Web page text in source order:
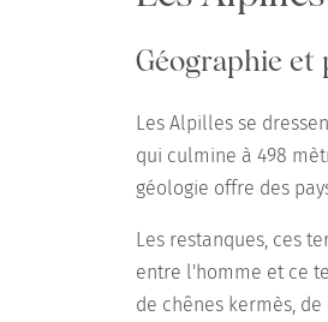
Géographie et
Les Alpilles se
qui culmine à 498
géologie offre des
Les restanques, ces
entre l'homme et ce
de chênes kermès,